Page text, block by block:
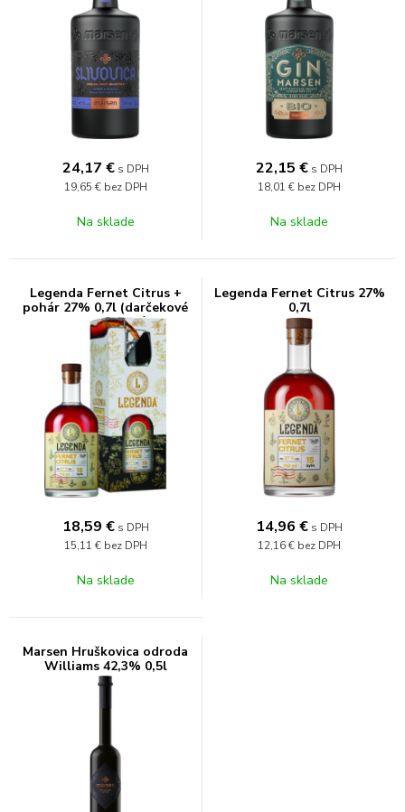
24,17 € s DPH
19,65 € bez DPH
Na sklade
22,15 € s DPH
18,01 € bez DPH
Na sklade
Legenda Fernet Citrus +
pohár 27% 0,7l (darčekové
balenie 1 pohár)
18,59 € s DPH
15,11 € bez DPH
Na sklade
Legenda Fernet Citrus 27%
0,7l
14,96 € s DPH
12,16 € bez DPH
Na sklade
Marsen Hruškovica odroda
Williams 42,3% 0,5l